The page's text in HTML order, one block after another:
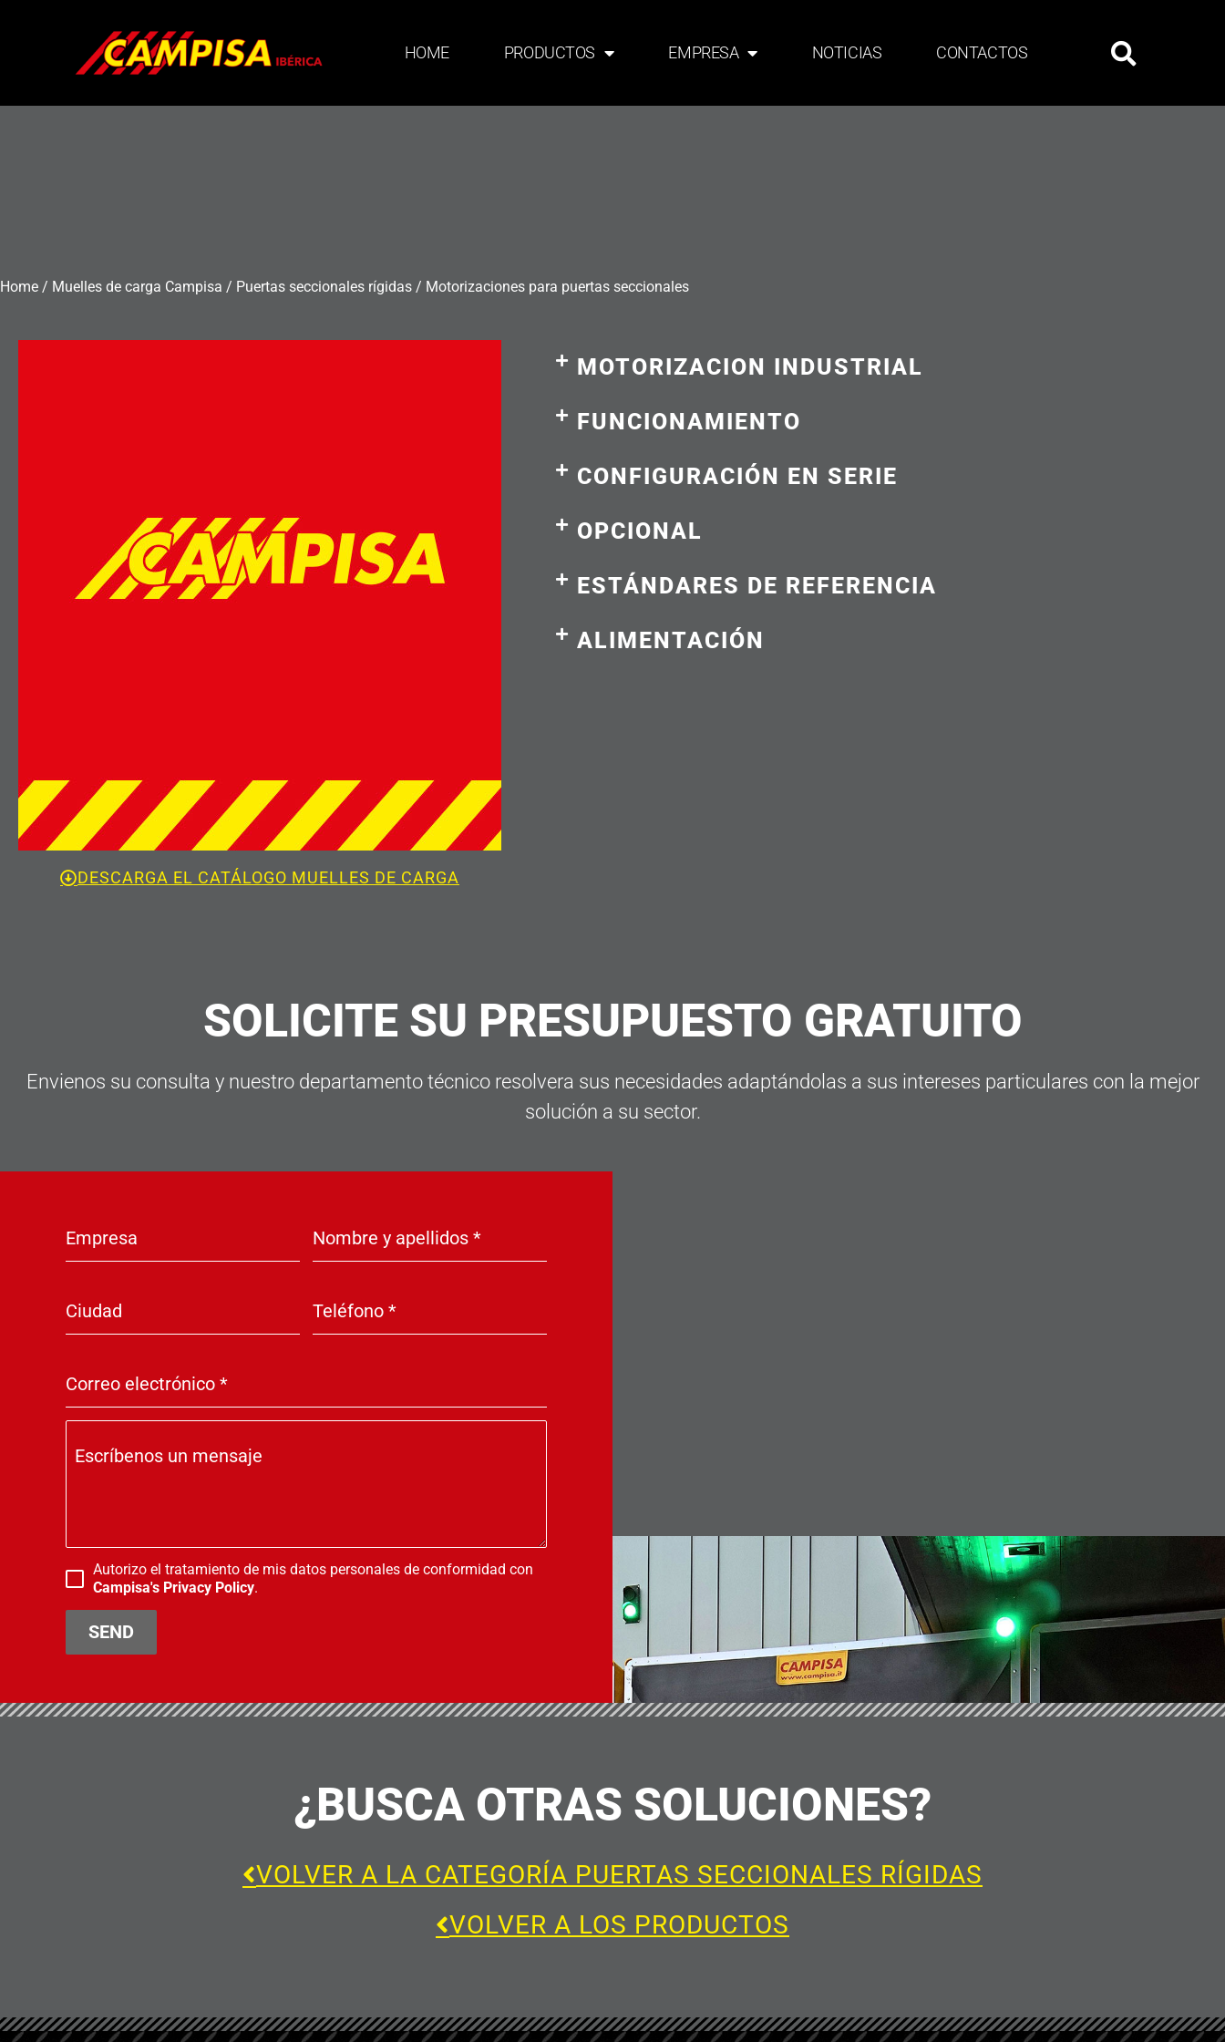
HOME PRODUCTOS EMPRESA NOTICIAS CONTACTOS
Home / Muelles de carga Campisa / Puertas seccionales rígidas / Motorizaciones para puertas seccionales
DESCARGA EL CATÁLOGO MUELLES DE CARGA
MOTORIZACION INDUSTRIAL
FUNCIONAMIENTO
CONFIGURACIÓN EN SERIE
OPCIONAL
ESTÁNDARES DE REFERENCIA
ALIMENTACIÓN
SOLICITE SU PRESUPUESTO GRATUITO
Envienos su consulta y nuestro departamento técnico resolvera sus necesidades adaptándolas a sus intereses particulares con la mejor
solución a su sector.
Empresa Nombre y apellidos *
Ciudad Teléfono *
Correo electrónico*
Escríbenos un mensaje
Autorizo el tratamiento de mis datos personales de conformidad con
Campisa's Privacy Policy.
SEND
¿BUSCA OTRAS SOLUCIONES?
VOLVER A LA CATEGORÍA PUERTAS SECCIONALES RÍGIDAS
VOLVER A LOS PRODUCTOS